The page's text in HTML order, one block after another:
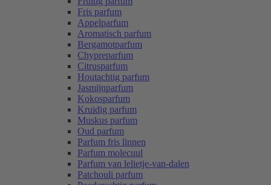
Fris parfum
Appelparfum
Aromatisch parfum
Bergamotparfum
Chypreparfum
Citrusparfum
Houtachtig parfum
Jasmijnparfum
Kokosparfum
Kruidig parfum
Muskus parfum
Oud parfum
Parfum fris linnen
Parfum molecuul
Parfum van lelietje-van-dalen
Patchouli parfum